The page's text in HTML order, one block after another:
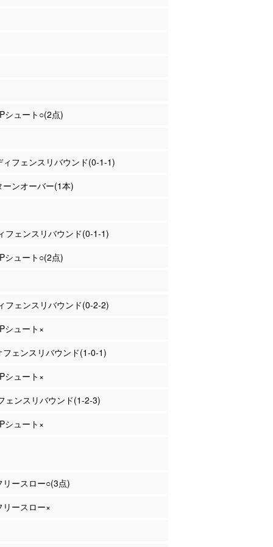
シュート○(2点)
ィフェンスリバウンド(0-1-1)
ンオーバー(1本)
フェンスリバウンド(0-1-1)
シュート○(2点)
フェンスリバウンド(0-2-2)
シュート×
フェンスリバウンド(1-0-1)
シュート×
ェンスリバウンド(1-2-3)
シュート×
ースロー○(3点)
ースロー×